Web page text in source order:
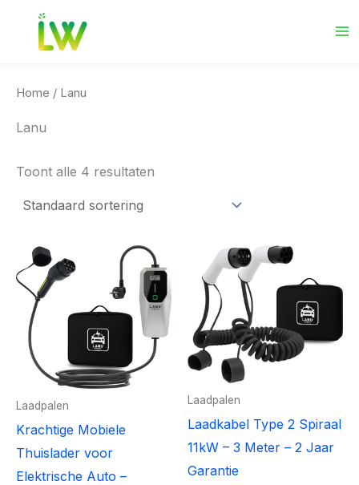
Home / Lanu
Lanu
Toont alle 4 resultaten
Laadpalen
Krachtige Mobiele
Thuislader voor
Elektrische Auto –
Laadpalen
Laadkabel Type 2 Spiraal
11kW – 3 Meter – 2 Jaar
Garantie